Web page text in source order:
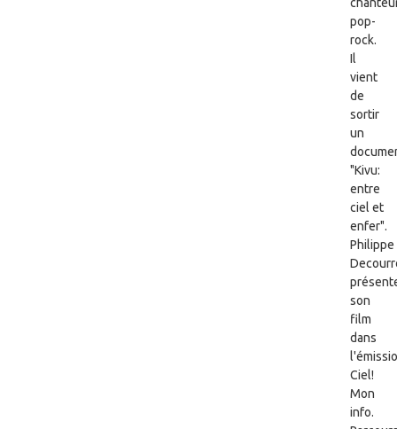
pop-
rock.
Il
vient
de
sortir
un
"Kivu:
entre
ciel et
enfer".
Philippe
son
film
dans
Ciel!
Mon
info.